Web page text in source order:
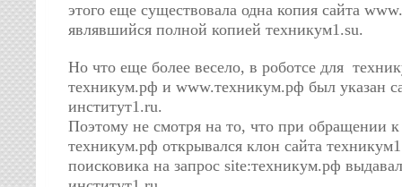
этого еще существовала одна копия сайта
являвшийся полной копией техникум1.su.
Но что еще более весело, в роботсе для
техникум.рф и www.техникум.рф был указан
институт1.ru.
Поэтому не смотря на то, что при обращении
техникум.рф открывался клон сайта
поисковика на запрос site:техникум.рф